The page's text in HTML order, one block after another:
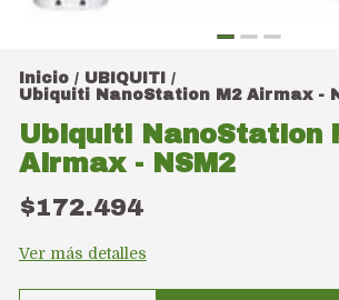
Inicio / UBIQUITI
/
Ubiquiti NanoStation M2 Airmax -
Ubiquiti NanoStation
Airmax - NSM2
$172.494
Ver más detalles